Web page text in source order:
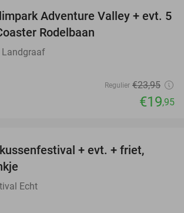
17%
Adventure Valley + evt. 5
Rodelbaan
Landgraaf
Regulier €23,95
€19,95
+ evt. + friet,
Echt